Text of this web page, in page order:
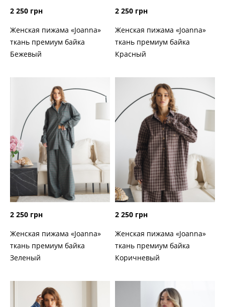
2 250 грн
Женская пижама «Joanna»
ткань премиум байка
Бежевый
2 250 грн
Женская пижама «Joanna»
ткань премиум байка
Красный
2 250 грн
Женская пижама «Joanna»
ткань премиум байка
Зеленый
2 250 грн
Женская пижама «Joanna»
ткань премиум байка
Коричневый